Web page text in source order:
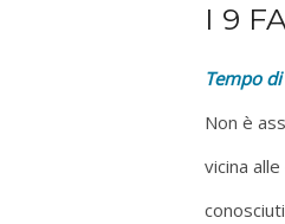
I 9
Tempo
Non è
vicina